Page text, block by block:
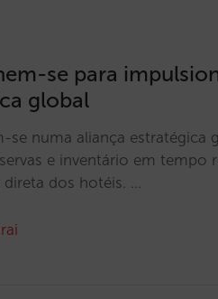
se para
global
se numa aliança estratégica
e inventário em tempo
dos hotéis. …